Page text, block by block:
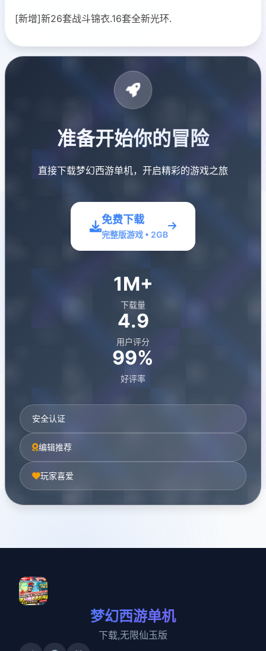
[新增]新26套战斗锦衣.16套全新光环.
准备开始你的冒险
直接下载梦幻西游单机，开启精彩的游戏之旅
免费下载
完整版游戏 • 2GB
1M+
下载量
4.9
用户评分
99%
好评率
安全认证
编辑推荐
玩家喜爱
梦幻西游单机
下载,无限仙玉版